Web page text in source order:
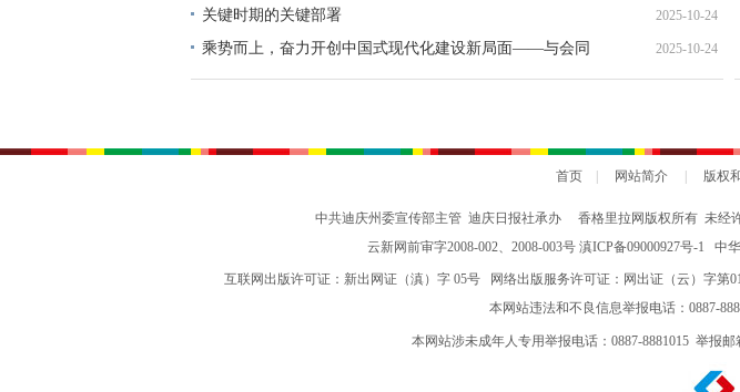
关键时期的关键部署 2025-10-24
乘势而上，奋力开创中国式现代化建设新局面——与会同
志谈贯彻落实党的二十届四中全会精神
2025-10-24